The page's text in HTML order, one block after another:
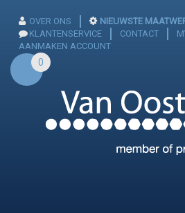
OVER ONS NIEUWSTE
KLANTENSERVICE
CONTACT
AANMAKEN ACCOUNT
0